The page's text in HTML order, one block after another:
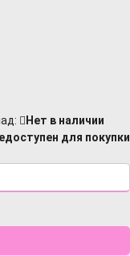
Нет в наличии
для покупки